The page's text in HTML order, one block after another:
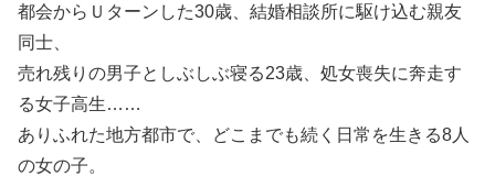
都会からＵターンした30歳、結婚相談所に駆け込む親友
同士、
売れ残りの男子としぶしぶ寝る23歳、処女喪失に奔走す
る女子高生……
ありふれた地方都市で、どこまでも続く日常を生きる8人
の女の子。